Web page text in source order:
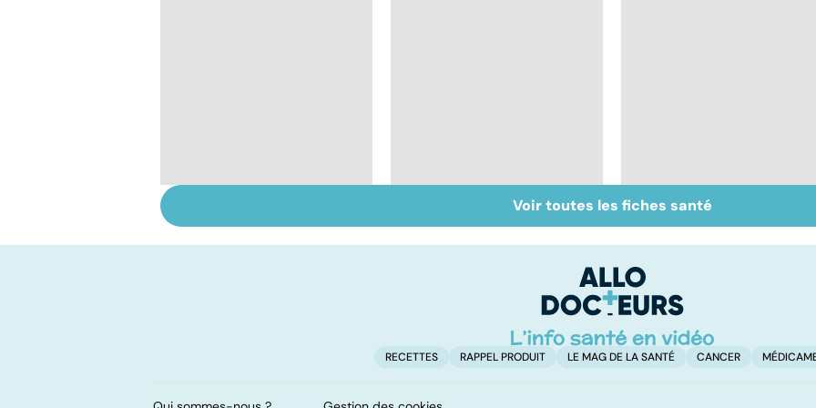
conseils
Perturbateurs
endocriniens : une
Remèdes naturels :
les trucs de grand-
Voir toutes les fiches santé
RECETTES RAPPEL PRODUIT LE MAG DE LA SANTÉ CANCER